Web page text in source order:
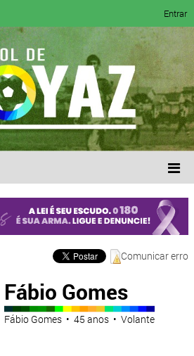
Entrar
Comunicar erro
Fábio Gomes
Fábio Gomes • 45 anos • Volante